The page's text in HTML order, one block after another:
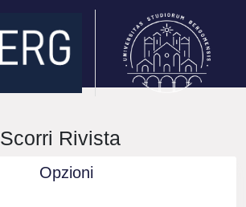
Scorri Rivista
Opzioni